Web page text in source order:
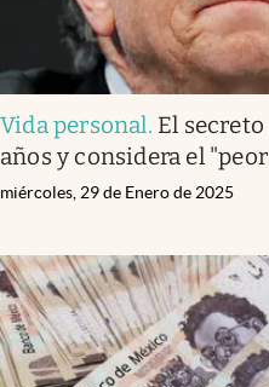
Vida personal. El
años y considera el
miércoles, 29 de Enero de 2025